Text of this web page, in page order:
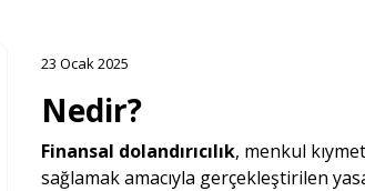
23 Ocak 2025
Nedir?
Finansal dolandırıcılık, menkul
sağlamak amacıyla gerçekleştirilen